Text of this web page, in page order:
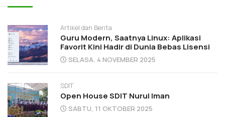
Artikel dan Berita
Guru Modern, Saatnya Linux: Aplikasi
Favorit Kini Hadir di Dunia Bebas Lisensi
SELASA, 4 NOVEMBER 2025
SDIT
Open House SDIT Nurul Iman
SABTU, 11 OKTOBER 2025